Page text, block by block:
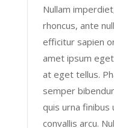
Nullam
rhoncus, ante
efficitur sapien
amet ipsum
at eget tellus.
semper
quis urna finibus
convallis arcu.